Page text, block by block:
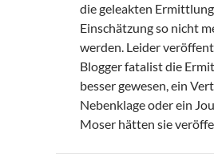
die geleakten
Einschätzung so nicht
werden. Leider
Blogger fatalist die
besser gewesen, ein
Nebenklage oder ein
Moser hätten sie